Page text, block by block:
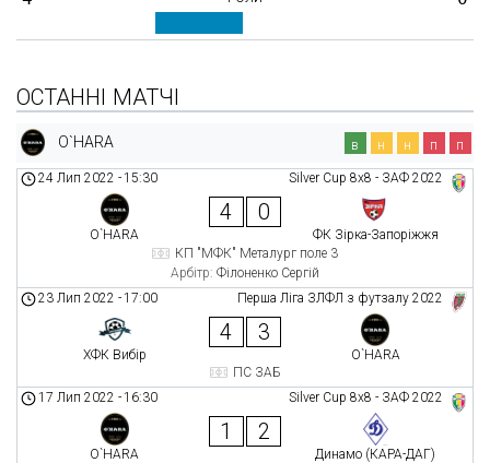
ОСТАННІ МАТЧІ
O`HARA в н н п п
Silver Cup 8х8 - ЗАФ 2022
24 Лип 2022 -15:30
O`HARA
4 0
ФК Зірка-Запоріжжя
КП "МФК" Металург поле 3
Арбітр: Філоненко Сергій
Перша Ліга ЗЛФЛ з футзалу 2022
23 Лип 2022 -17:00
ХФК Вибір
4 3
O`HARA
ПС ЗАБ
Silver Cup 8х8 - ЗАФ 2022
17 Лип 2022 -16:30
O`HARA
1 2
Динамо (КАРА-ДАГ)